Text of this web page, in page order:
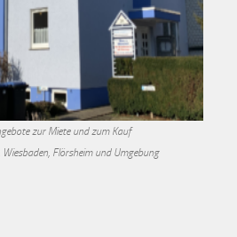
zur Miete und zum Kauf
Wiesbaden, Flörsheim und Umgebung